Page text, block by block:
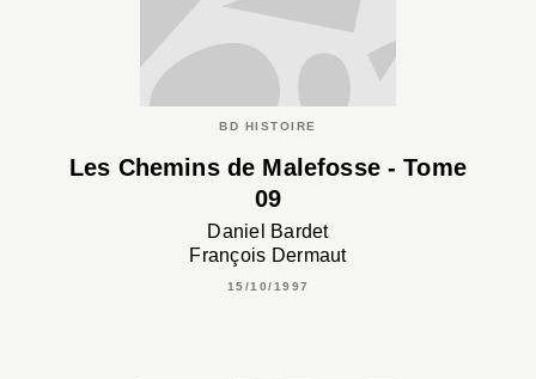
BD HISTOIRE
Les Chemins de Malefosse - Tome
09
Daniel Bardet
François Dermaut
15/10/1997